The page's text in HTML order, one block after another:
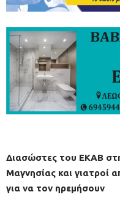
Διασώστες του ΕΚΑΒ
Μαγνησίας και γιατροί
για να τον ηρεμήσουν